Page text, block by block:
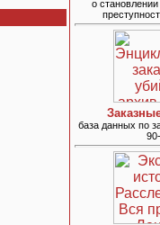
о
база данных по